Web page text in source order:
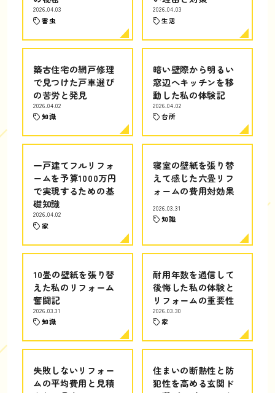
2026.04.03
害虫
2026.04.03
生活
築古住宅の網戸修理
で見つけた戸車選び
の苦労と発見
2026.04.02
知識
暗い壁際から明るい
窓辺へキッチンを移
動した私の体験記
2026.04.02
台所
一戸建てフルリフォ
ームを予算1000万円
で実現するための基
礎知識
2026.04.02
家
寝室の壁紙を張り替
えて感じた六畳リフ
ォームの費用対効果
2026.03.31
知識
10畳の壁紙を張り替
えた私のリフォーム
奮闘記
2026.03.31
知識
耐用年数を過信して
後悔した私の体験と
リフォームの重要性
2026.03.30
家
失敗しないリフォー
ムの平均費用と見積
住まいの断熱性と防
犯性を高める玄関ド